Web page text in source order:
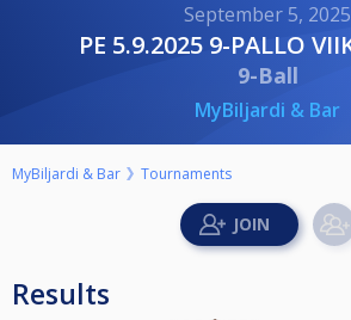
September 5, 2025
PE 5.9.2025 9-PALLO
9-Ball
MyBiljardi & Bar
MyBiljardi & Bar Tournaments
Results